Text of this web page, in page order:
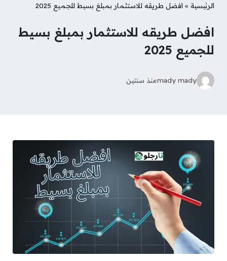
الرئيسية » افضل طريقه للاستثمار بمبلغ بسيط للجميع 2025
افضل طريقه للاستثمار بمبلغ بسيط
للجميع 2025
mady madyمنذ سنتين